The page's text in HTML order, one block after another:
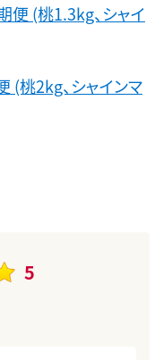
便 (桃1.3kg、シャイ
(桃2kg、シャインマ
5